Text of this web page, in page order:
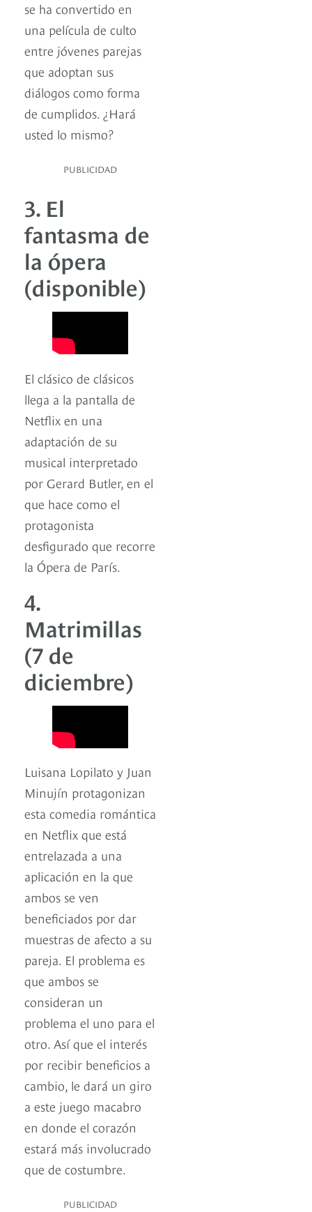
se ha convertido en
una película de culto
entre jóvenes parejas
que adoptan sus
diálogos como forma
de cumplidos. ¿Hará
usted lo mismo?
PUBLICIDAD
3. El
fantasma de
la ópera
(disponible)
El clásico de clásicos
llega a la pantalla de
Netflix en una
adaptación de su
musical interpretado
por Gerard Butler, en el
que hace como el
protagonista
desfigurado que recorre
la Ópera de París.
4.
Matrimillas
(7 de
diciembre)
Luisana Lopilato y Juan
Minujín protagonizan
esta comedia romántica
en Netflix que está
entrelazada a una
aplicación en la que
ambos se ven
beneficiados por dar
muestras de afecto a su
pareja. El problema es
que ambos se
consideran un
problema el uno para el
otro. Así que el interés
por recibir beneficios a
cambio, le dará un giro
a este juego macabro
en donde el corazón
estará más involucrado
que de costumbre.
PUBLICIDAD